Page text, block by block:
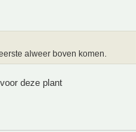
alweer boven komen.
deze plant